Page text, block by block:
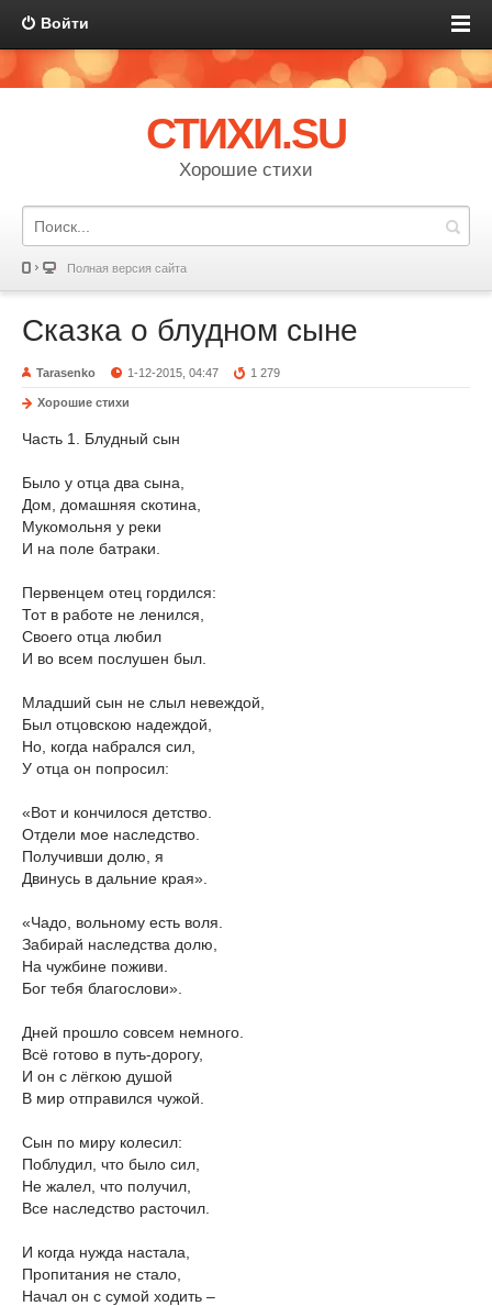
Войти
СТИХИ.SU
Хорошие стихи
Полная версия сайта
Сказка о блудном сыне
Tarasenko 1-12-2015, 04:47 1 279
Хорошие стихи
Часть 1. Блудный сын
Было у отца два сына,
Дом, домашняя скотина,
Мукомольня у реки
И на поле батраки.
Первенцем отец гордился:
Тот в работе не ленился,
Своего отца любил
И во всем послушен был.
Младший сын не слыл невеждой,
Был отцовскою надеждой,
Но, когда набрался сил,
У отца он попросил:
«Вот и кончилося детство.
Отдели мое наследство.
Получивши долю, я
Двинусь в дальние края».
«Чадо, вольному есть воля.
Забирай наследства долю,
На чужбине поживи.
Бог тебя благослови».
Дней прошло совсем немного.
Всё готово в путь-дорогу,
И он с лёгкою душой
В мир отправился чужой.
Сын по миру колесил:
Поблудил, что было сил,
Не жалел, что получил,
Все наследство расточил.
И когда нужда настала,
Пропитания не стало,
Начал он с сумой ходить –